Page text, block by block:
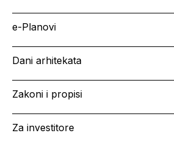
e-Planovi
Dani arhitekata
Zakoni i propisi
Za investitore